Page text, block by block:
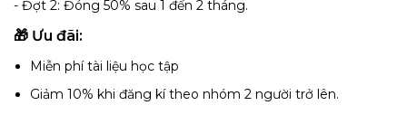
- Đợt 2: Đóng 50% sau 1 đến 2 tháng.
🎁 Ưu đãi:
Miễn phí tài liệu học tập
Giảm 10% khi đăng kí theo nhóm 2 người trở lên.